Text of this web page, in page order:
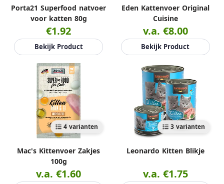
Porta21 Superfood natvoer
voor katten 80g
€1.92
Bekijk Product
Eden Kattenvoer Original
Cuisine
v.a. €8.00
Bekijk Product
4 varianten
Mac's Kittenvoer Zakjes
100g
v.a. €1.60
3 varianten
Leonardo Kitten Blikje
v.a. €1.75